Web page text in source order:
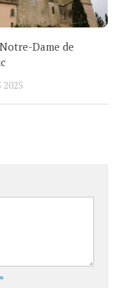
Dame de
*